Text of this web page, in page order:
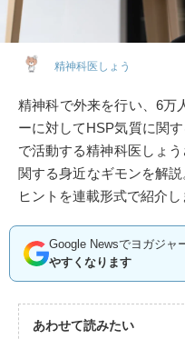
精神科医しょう
精神科で外来を行い、6万
ーに対してHSP気質に関
で活動する精神科医しょ
関する身近なギモンを解
ヒントを連載形式で紹介し
Google Newsでヨガジャ
やすくなります
あわせて読みたい